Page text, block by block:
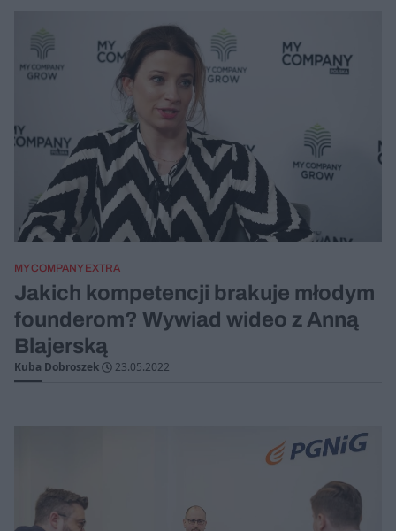
MY COMPANY EXTRA
Jakich kompetencji brakuje młodym
founderom? Wywiad wideo z Anną
Blajerską
Kuba Dobroszek 23.05.2022